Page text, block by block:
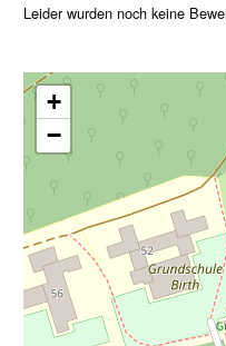
Leider wurden noch keine
+
−